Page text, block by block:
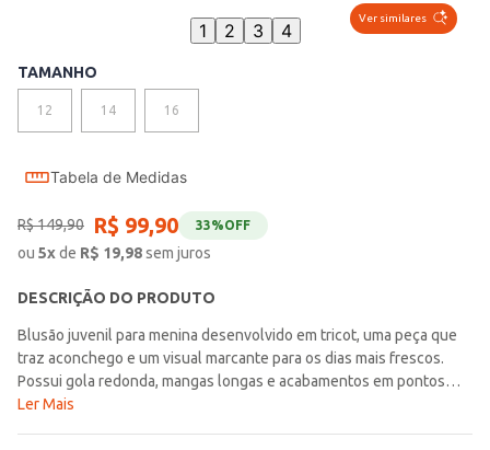
Ver similares
1 2 3 4
TAMANHO
12 14 16
Tabela de Medidas
R$149,90 R$ 99,90 33%OFF
ou 5xde R$ 19,98sem juros
DESCRIÇÃO DO PRODUTO
Blusão juvenil para menina desenvolvido em tricot, uma peça que
traz aconchego e um visual marcante para os dias mais frescos.
Possui gola redonda, mangas longas e acabamentos em pontos
canelados, detalhes que contribuem para um caimento confortável
Ler Mais